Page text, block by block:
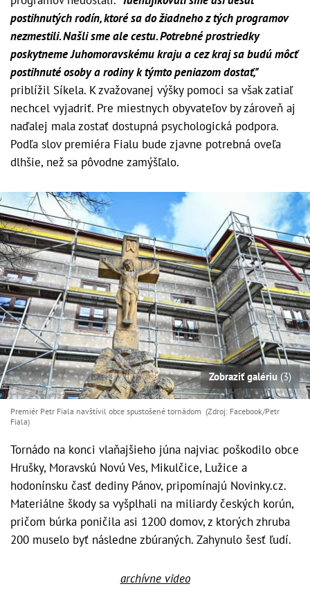
postihnutých rodín, ktoré sa do žiadneho z tých programov
nezmestili. Našli sme ale cestu. Potrebné prostriedky
poskytneme Juhomoravskému kraju a cez kraj sa budú môcť
postihnuté osoby a rodiny k týmto peniazom dostať,"
priblížil Síkela. K zvažovanej výšky pomoci sa však zatiaľ
nechcel vyjadriť. Pre miestnych obyvateľov by zároveň aj
naďalej mala zostať dostupná psychologická podpora.
Podľa slov premiéra Fialu bude zjavne potrebná oveľa
dlhšie, než sa pôvodne zamýšľalo.
Zobraziť galériu (3)
Premiér Petr Fiala navštívil obce spustošené tornádom (Zdroj: Facebook/Petr
Fiala)
Tornádo na konci vlaňajšieho júna najviac poškodilo obce
Hrušky, Moravskú Novú Ves, Mikulčice, Lužice a
hodonínsku časť dediny Pánov, pripomínajú Novinky.cz.
Materiálne škody sa vyšplhali na miliardy českých korún,
pričom búrka poničila asi 1200 domov, z ktorých zhruba
200 muselo byť následne zbúraných. Zahynulo šesť ľudí.
archívne video